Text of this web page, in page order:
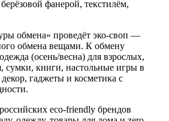
фанерой, текстилём,
обмена» проведёт эко-своп —
обмена вещами. К обмену
(осень/весна) для взрослых,
сумки, книги, настольные игры в
гаджеты и косметика с
eco-friendly брендов